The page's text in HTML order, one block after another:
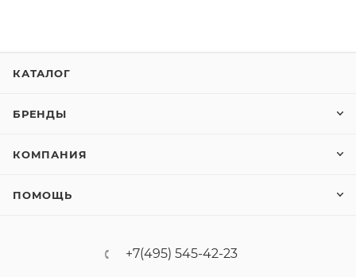
КАТАЛОГ
БРЕНДЫ
КОМПАНИЯ
ПОМОЩЬ
+7(495) 545-42-23